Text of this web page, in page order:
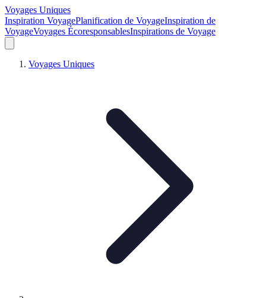
Voyages Uniques
Inspiration VoyagePlanification de VoyageInspiration de
VoyageVoyages ÉcoresponsablesInspirations de Voyage
Voyages Uniques